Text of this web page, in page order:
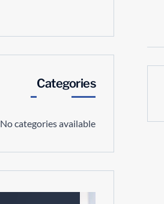
Categories
No categories available